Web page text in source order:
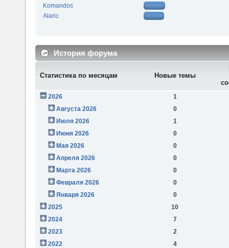
Komandos
Alaric
История форума
Статистика по месяцам Новые темы
2026
1
Августа 2026
0
Июля 2026
1
Июня 2026
0
Мая 2026
0
Апреля 2026
0
Марта 2026
0
Февраля 2026
0
Января 2026
0
2025
10
2024
7
2023
2
2022
4